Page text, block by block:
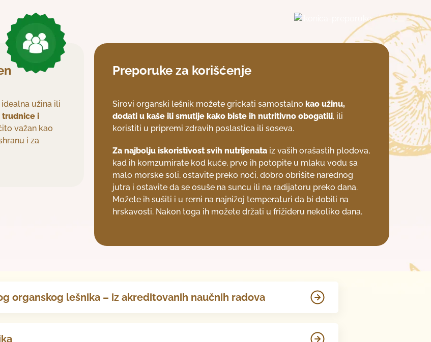
užina ili
trudnice i
važan kao
i za
Preporuke za korišćenje
Sirovi organski lešnik možete grickati samostalno kao užinu,
dodati u kaše ili smutije kako biste ih nutritivno obogatili, ili
koristiti u pripremi zdravih poslastica ili soseva.
Za najbolju iskoristivost svih nutrijenata iz vaših orašastih plodova,
kad ih komzumirate kod kuće, prvo ih potopite u mlaku vodu sa
malo morske soli, ostavite preko noći, dobro obrišite narednog
jutra i ostavite da se osuše na suncu ili na radijatoru preko dana.
Možete ih sušiti i u rerni na najnižoj temperaturi da bi dobili na
hrskavosti. Nakon toga ih možete držati u frižideru nekoliko dana.
organskog lešnika – iz akreditovanih naučnih radova